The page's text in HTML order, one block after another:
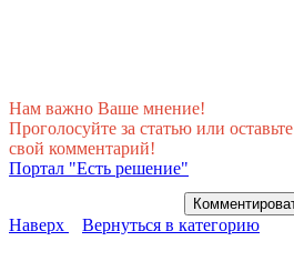
Нам важно Ваше мнение!
Проголосуйте за статью или оставьте
свой комментарий!
Портал "Есть решение"
Наверх Вернуться в категорию